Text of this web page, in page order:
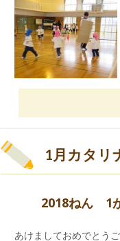
バスの中では、ワクワ
もたち。
1月カタリ
2018ねん 1
あけましておめでとうご